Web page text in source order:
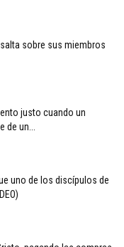
sobre sus miembros
justo cuando un
un...
uno de los discípulos de